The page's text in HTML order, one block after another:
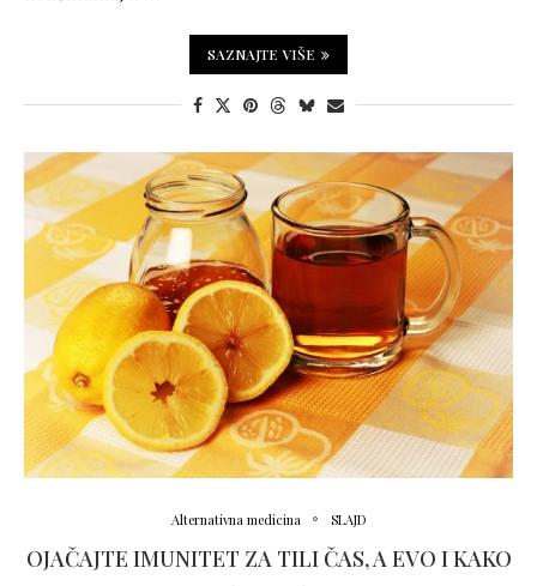
SAZNAJTE VIŠE
Alternativna medicina SLAJD
OJAČAJTE IMUNITET ZA TILI ČAS, A EVO I KAKO